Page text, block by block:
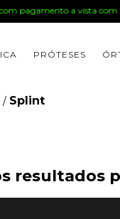
pagamento a vista com
PRÓTESES
/ Splint
resultados